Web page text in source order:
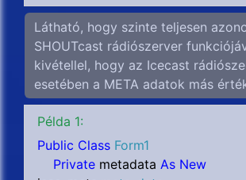
Látható, hogy szinte teljesen
SHOUTcast rádiószerver
kivétellel, hogy az Icecast
esetében a META adatok más
Példa 1:
Public Class Form1
Private metadata As New